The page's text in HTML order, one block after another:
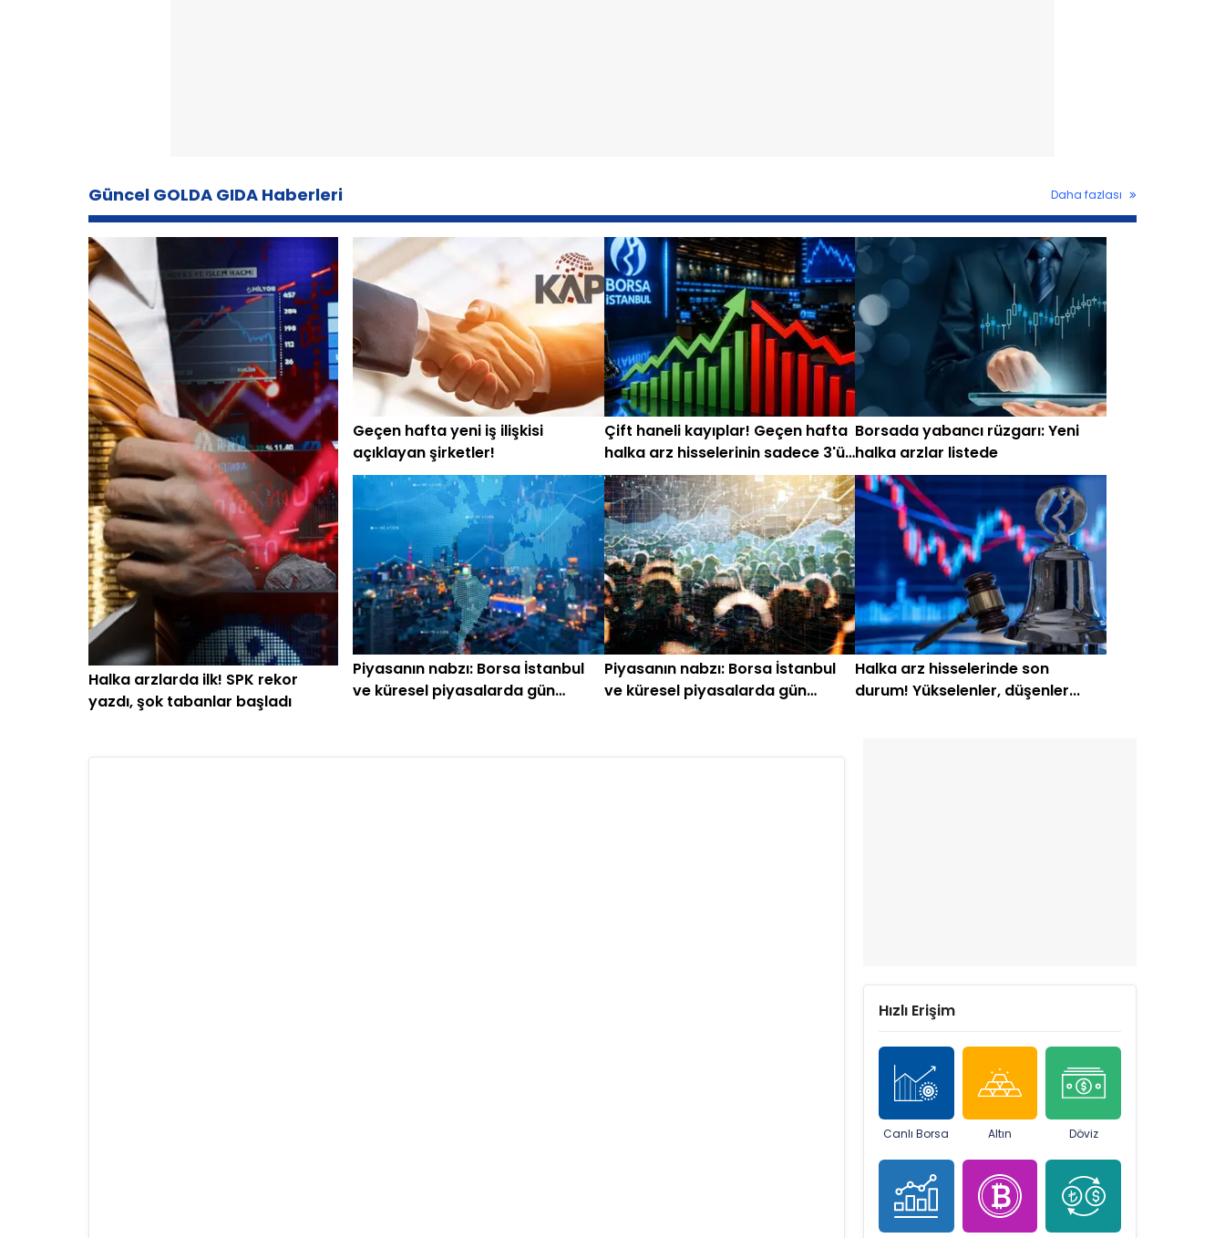
Güncel GOLDA GIDA Haberleri Daha fazlası
Halka arzlarda ilk! SPK rekor
yazdı, şok tabanlar başladı
Geçen hafta yeni iş ilişkisi
açıklayan şirketler!
Çift haneli kayıplar! Geçen hafta
halka arz hisselerinin sadece 3'ü
yükseldi
Borsada yabancı rüzgarı: Yeni
halka arzlar listede
Piyasanın nabzı: Borsa İstanbul
ve küresel piyasalarda gün
Piyasanın nabzı: Borsa İstanbul
ve küresel piyasalarda gün
Halka arz hisselerinde son
durum! Yükselenler, düşenler...
Hızlı Erişim
Canlı Borsa Altın Döviz